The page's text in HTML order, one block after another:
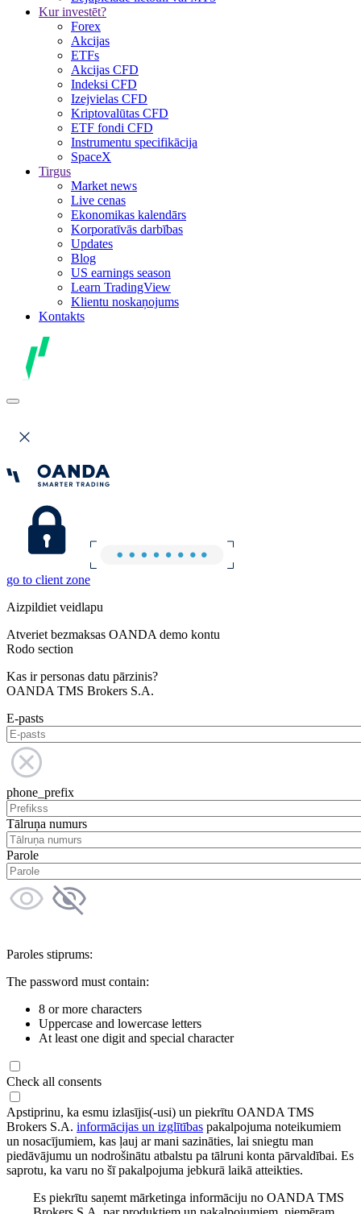
Kur investēt?
Forex
Akcijas
ETFs
Akcijas CFD
Indeksi CFD
Izejvielas CFD
Kriptovalūtas CFD
ETF fondi CFD
Instrumentu specifikācija
SpaceX
Tirgus
Market news
Live cenas
Ekonomikas kalendārs
Korporatīvās darbības
Updates
Blog
US earnings season
Learn TradingView
Klientu noskaņojums
Kontakts
go to client zone
Aizpildiet veidlapu
Atveriet bezmaksas OANDA demo kontu
Rodo section
Kas ir personas datu pārzinis?
OANDA TMS Brokers S.A.
E-pasts
phone_prefix
Tālruņa numurs
Parole
Paroles stiprums:
The password must contain:
8 or more characters
Uppercase and lowercase letters
At least one digit and special character
Check all consents
Apstiprinu, ka esmu izlasījis(-usi) un piekrītu OANDA TMS
Brokers S.A. informācijas un izglītības pakalpojuma noteikumiem
un nosacījumiem, kas ļauj ar mani sazināties, lai sniegtu man
piedāvājumu un nodrošinātu atbalstu pa tālruni konta pārvaldībai. Es
saprotu, ka varu no šī pakalpojuma jebkurā laikā atteikties.
Es piekrītu saņemt mārketinga informāciju no OANDA TMS